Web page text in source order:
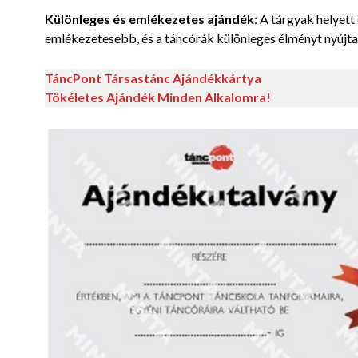
Különleges és emlékezetes ajándék: A tárgyak
emlékezetesebb, és a táncórák különleges élményt
TáncPont Társastánc Ajándékkártya
Tökéletes Ajándék Minden Alkalomra!